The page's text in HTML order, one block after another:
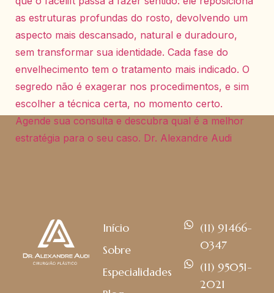
Início
Sobre
Especialidades
(11) 91466-
0347
(11) 95051-
2021